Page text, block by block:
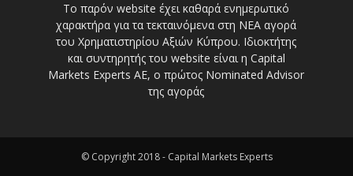
Το παρόν website έχει καθαρά ενημερωτικό
χαρακτήρα για τα τεκταινόμενα στη ΝΕΑ αγορά
του Χρηματιστηρίου Αξιών Κύπρου. Ιδιοκτήτης
και συντηρητής του website είναι η Capital
Markets Experts AE, ο πρώτος Nominated Advisor
της αγοράς
© Copyright 2018 - Capital Markets Experts